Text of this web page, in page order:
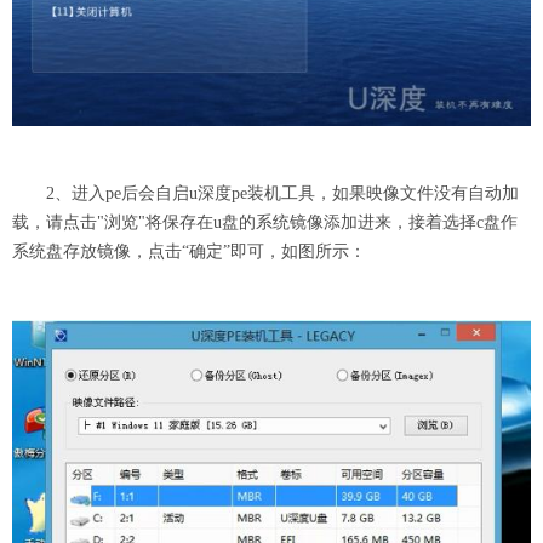
2、进入pe后会自启u深度pe装机工具，如果映像文件没有自动加
载，请点击"浏览"将保存在u盘的系统镜像添加进来，接着选择c盘作
系统盘存放镜像，点击“确定”即可，如图所示：